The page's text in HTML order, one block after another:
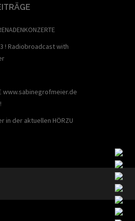
! Radiobroadcast with
www.sabinegrofmeier.de
in der aktuellen HÖRZU